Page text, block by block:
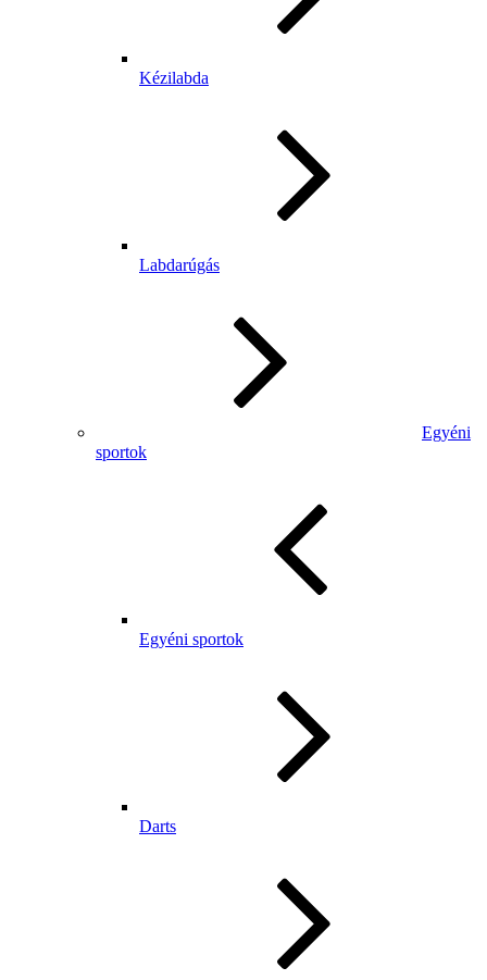
Kézilabda
Labdarúgás
Egyéni
sportok
Egyéni sportok
Darts